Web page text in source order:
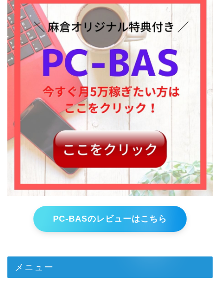
PC-BASのレビューはこちら
メニュー